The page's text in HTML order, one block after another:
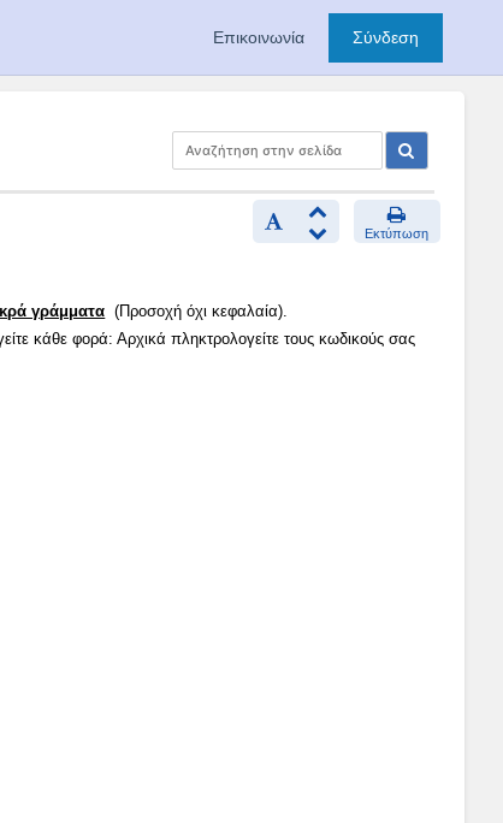
Επικοινωνία Σύνδεση
Εκτύπωση
γράμματα (Προσοχή όχι κεφαλαία).
κάθε φορά: Αρχικά πληκτρολογείτε τους κωδικούς σας